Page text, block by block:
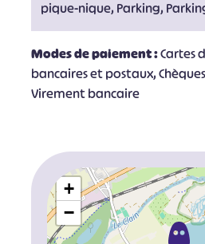
pique-nique, Parking,
Modes de paiement :Cartes
bancaires et postaux,
Virement bancaire
+
−